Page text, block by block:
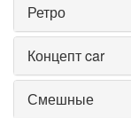
Ретро
Концепт car
Смешные